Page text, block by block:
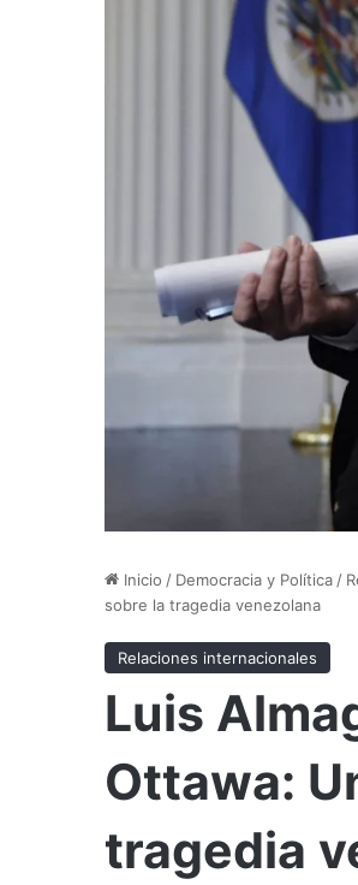
Inicio / Democracia y Política /
sobre la tragedia venezolana
Relaciones internacionales
Luis
Ottawa:
tragedia